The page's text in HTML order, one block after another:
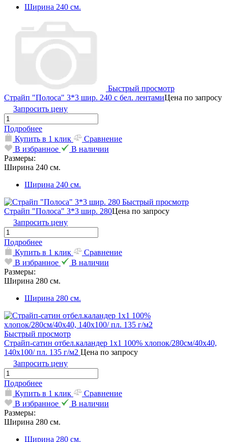
Ширина 240 см.
Быстрый просмотр
Страйп "Полоса" 3*3 шир. 240 с бел. лентамиЦена по запросу
Запросить цену
Подробнее
Купить в 1 клик
Сравнение
В избранное
В наличии
Размеры:
Ширина 240 см.
Ширина 240 см.
Быстрый просмотр
Страйп "Полоса" 3*3 шир. 280Цена по запросу
Запросить цену
Подробнее
Купить в 1 клик
Сравнение
В избранное
В наличии
Размеры:
Ширина 280 см.
Ширина 280 см.
Быстрый просмотр
Страйп-сатин отбел.каландер 1х1 100% хлопок/280см/40х40,
140х100/ пл. 135 г/м2 Цена по запросу
Запросить цену
Подробнее
Купить в 1 клик
Сравнение
В избранное
В наличии
Размеры:
Ширина 280 см.
Ширина 280 см.